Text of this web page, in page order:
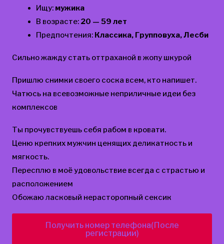
Ищу: мужика
В возрасте: 20 — 59 лет
Предпочтения: Классика, Групповуха, Лесби
Сильно жажду стать оттраханой в жопу шкурой
Пришлю снимки своего соска всем, кто напишет.
Чатюсь на всевозможные неприличные идеи без
комплексов
Ты прочувствуешь себя рабом в кровати.
Ценю крепких мужчин ценящих деликатность и
мягкость.
Пересплю в моё удовольствие всегда с страстью и
расположением
Обожаю ласковый нерасторопный сексик
Получить номер телефона(После
регистрации)